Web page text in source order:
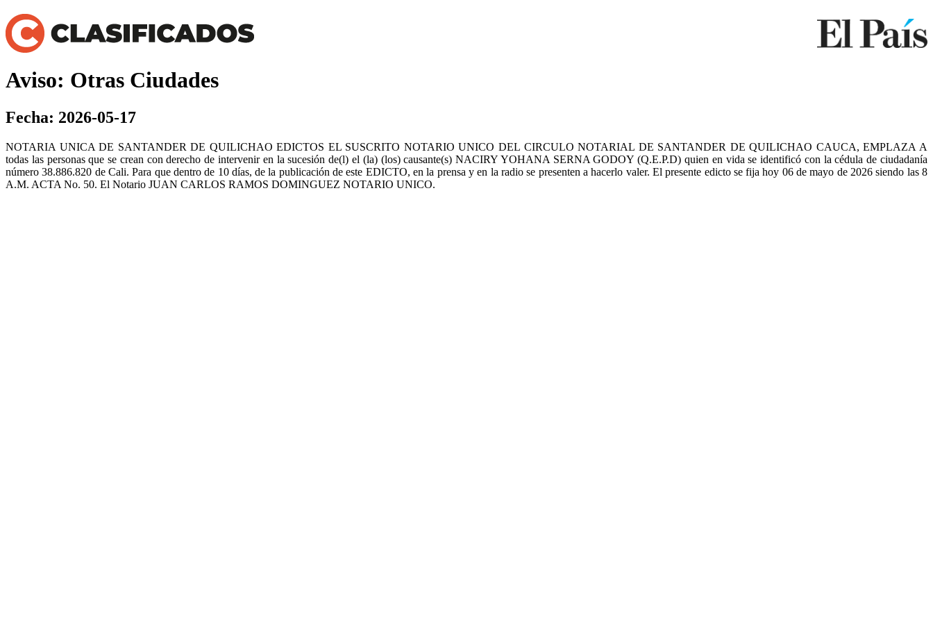
Aviso: Otras Ciudades
Fecha: 2026-05-17
NOTARIA UNICA DE SANTANDER DE QUILICHAO EDICTOS EL SUSCRITO NOTARIO UNICO DEL CIRCULO NOTARIAL DE SANTANDER DE QUILICHAO CAUCA, EMPLAZA A
todas las personas que se crean con derecho de intervenir en la sucesión de(l) el (la) (los) causante(s) NACIRY YOHANA SERNA GODOY (Q.E.P.D) quien en vida se identificó con la cédula de ciudadanía
número 38.886.820 de Cali. Para que dentro de 10 días, de la publicación de este EDICTO, en la prensa y en la radio se presenten a hacerlo valer. El presente edicto se fija hoy 06 de mayo de 2026 siendo las 8
A.M. ACTA No. 50. El Notario JUAN CARLOS RAMOS DOMINGUEZ NOTARIO UNICO.